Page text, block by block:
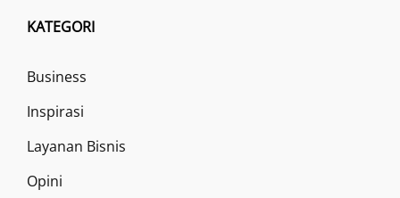
KATEGORI
Business
Inspirasi
Layanan Bisnis
Opini